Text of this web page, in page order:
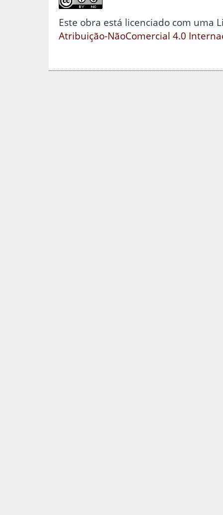
Este obra está licenciado com uma
Atribuição-NãoComercial 4.0